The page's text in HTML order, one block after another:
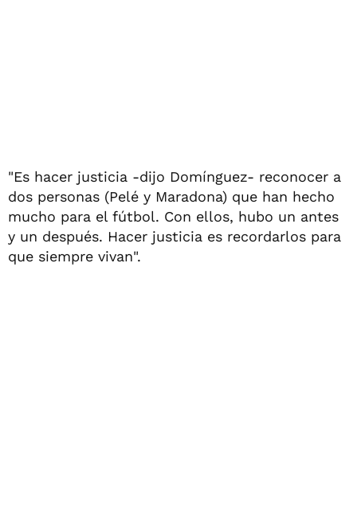
"Es hacer justicia -dijo Domínguez- reconocer a
dos personas (Pelé y Maradona) que han hecho
mucho para el fútbol. Con ellos, hubo un antes
y un después. Hacer justicia es recordarlos para
que siempre vivan".